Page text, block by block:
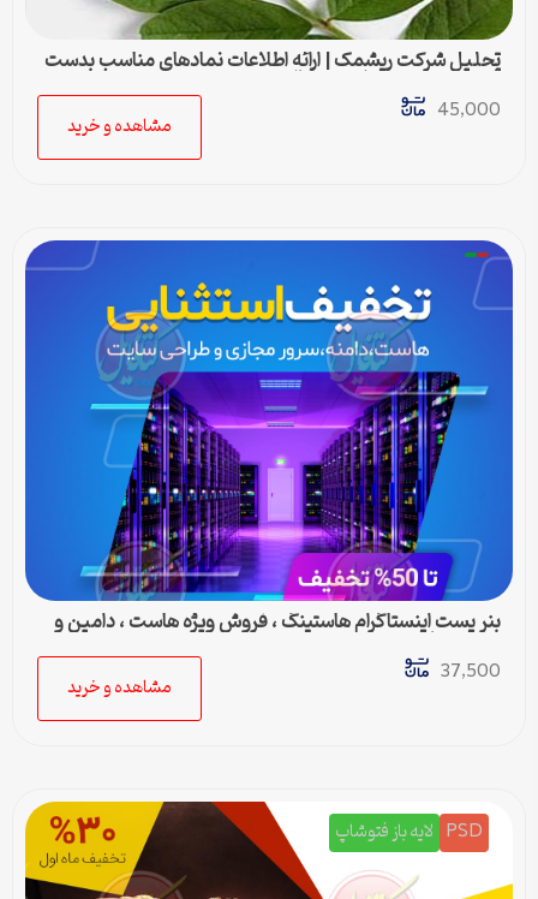
تحلیل شرکت ریشمک | ارائه اطلاعات نمادهای مناسب بدست
آمده با رویکرد تحیلی تکنیکال
45,000
مشاهده و خرید
بنر پست اینستاگرام هاستینگ ، فروش ویژه هاست ، دامین و
سرور مجازی
37,500
مشاهده و خرید
PSD لایه باز فتوشاپ